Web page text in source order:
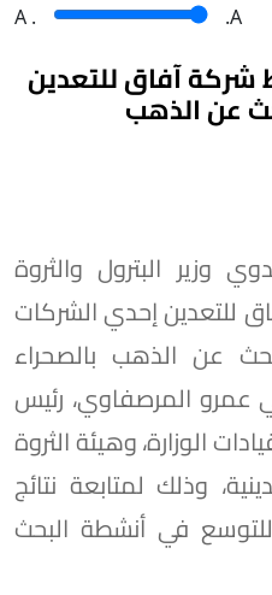
A . .A
شركة آفاق للتعدين
عن الذهب
وزير البترول والثروة
للتعدين إحدي الشركات
عن الذهب بالصحراء
عمرو المرصفاوي، رئيس
الوزارة، وهيئة الثروة
وذلك لمتابعة نتائج
في أنشطة البحث